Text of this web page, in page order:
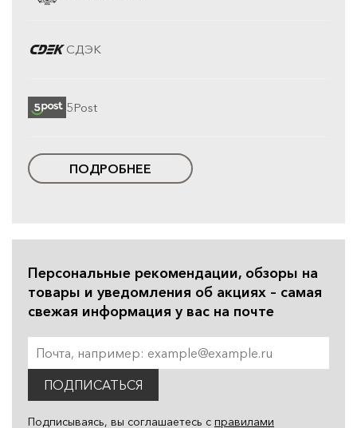
СДЭК
5Post
ПОДРОБНЕЕ
Персональные рекомендации, обзоры на
товары и уведомления об акциях – самая
свежая информация у вас на почте
ПОДПИСАТЬСЯ
Подписываясь, вы соглашаетесь с правилами